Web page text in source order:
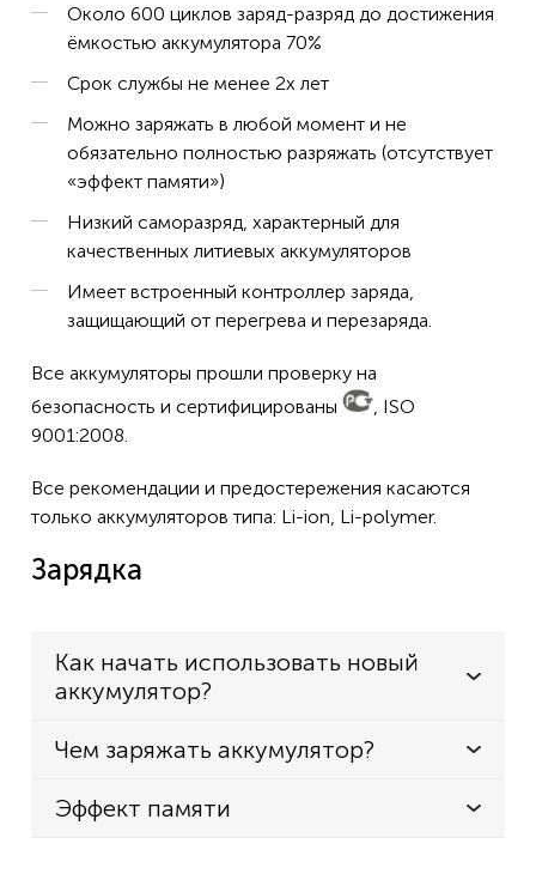
Около 600 циклов заряд-разряд до достижения
ёмкостью аккумулятора 70%
Срок службы не менее 2х лет
Можно заряжать в любой момент и не
обязательно полностью разряжать (отсутствует
«эффект памяти»)
Низкий саморазряд, характерный для
качественных литиевых аккумуляторов
Имеет встроенный контроллер заряда,
защищающий от перегрева и перезаряда.
Все аккумуляторы прошли проверку на
безопасность и сертифицированы
, ISO
9001:2008.
Все рекомендации и предостережения касаются
только аккумуляторов типа: Li-ion, Li-polymer.
Зарядка
Как начать использовать новый
аккумулятор?
Чем заряжать аккумулятор?
Эффект памяти